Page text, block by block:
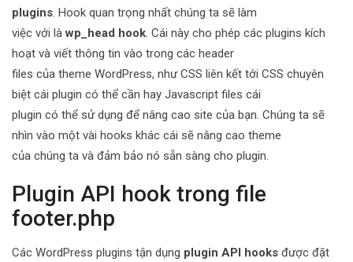
plugins. Hook quan trọng nhất chúng ta sẽ làm
việc với làwp_head hook. Cái này cho phép các plugins kích
hoạt và viết thông tin vào trong các header
files của theme WordPress, như CSS liên kết tới CSS chuyên
biệt cái plugin có thể cần hay Javascript files cái
plugin có thể sử dụng để nâng cao site của bạn. Chúng ta sẽ
nhìn vào một vài hooks khác cái sẽ nâng cao theme
của chúng ta và đảm bảo nó sẵn sàng cho plugin.
Plugin API hook trong file
footer.php
Các WordPress plugins tận dụng plugin API hooks được đặt